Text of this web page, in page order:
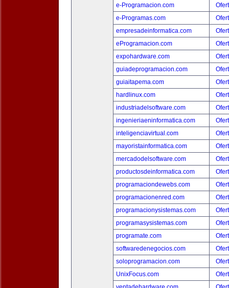
e-Programacion.com
e-Programas.com
empresadeinformatica.com
eProgramacion.com
expohardware.com
guiadeprogramacion.com
guiaitapema.com
hardlinux.com
industriadelsoftware.com
ingenieriaeninformatica.com
inteligenciavirtual.com
mayoristainformatica.com
mercadodelsoftware.com
productosdeinformatica.com
programaciondewebs.com
programacionenred.com
programacionysistemas.com
programasysistemas.com
programate.com
softwaredenegocios.com
soloprogramacion.com
UnixFocus.com